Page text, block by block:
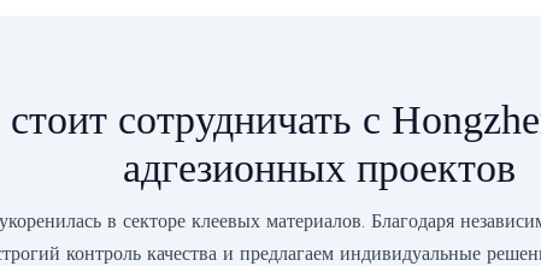
сотрудничать с
адгезионных проектов
в секторе клеевых материалов. Благодаря
контроль качества и предлагаем индивидуальные